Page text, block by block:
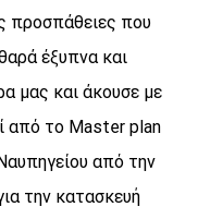
προσπάθειες που
έξυπνα και
μας και άκουσε με
από το Master plan
από την
την κατασκευή